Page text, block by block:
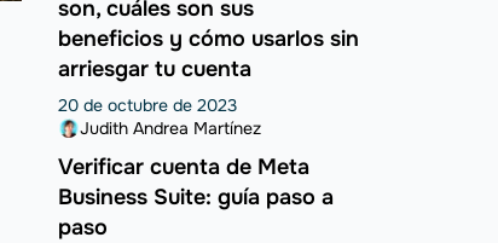
son, cuáles son sus
beneficios y cómo usarlos sin
arriesgar tu cuenta
20 de octubre de 2023
Judith Andrea Martínez
Verificar cuenta de Meta
Business Suite: guía paso a
paso